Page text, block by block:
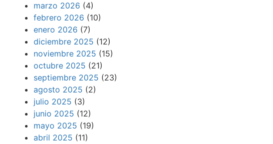
marzo 2026 (4)
febrero 2026 (10)
enero 2026 (7)
diciembre 2025 (12)
noviembre 2025 (15)
octubre 2025 (21)
septiembre 2025 (23)
agosto 2025 (2)
julio 2025 (3)
junio 2025 (12)
mayo 2025 (19)
abril 2025 (11)